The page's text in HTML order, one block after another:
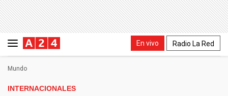
En vivo Radio La Red
Mundo
INTERNACIONALES